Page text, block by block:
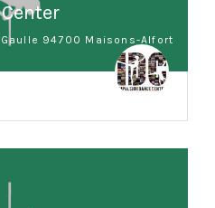
94700 Maisons-Alfort